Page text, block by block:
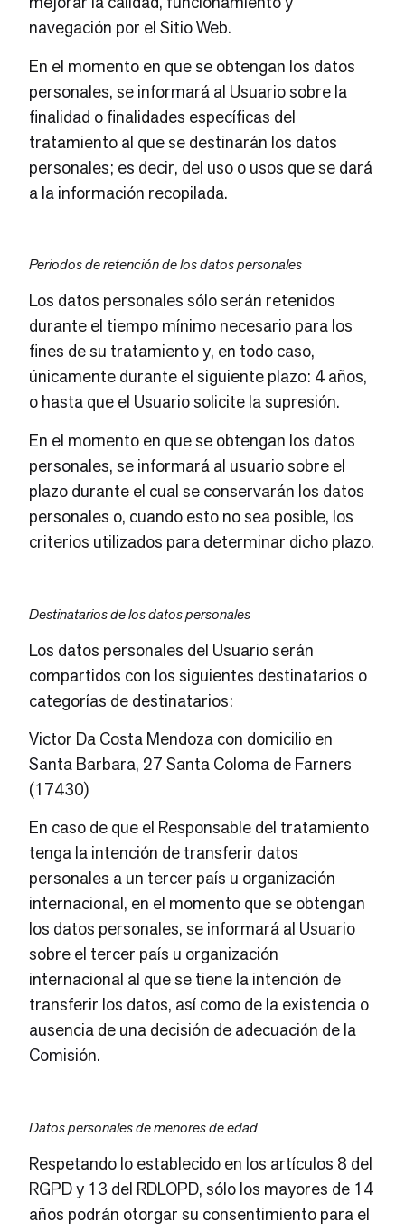
navegación por el Sitio Web.
En el momento en que se obtengan los datos
personales, se informará al Usuario sobre la
finalidad o finalidades específicas del
tratamiento al que se destinarán los datos
personales; es decir, del uso o usos que se dará
a la información recopilada.
Periodos de retención de los datos personales
Los datos personales sólo serán retenidos
durante el tiempo mínimo necesario para los
fines de su tratamiento y, en todo caso,
únicamente durante el siguiente plazo: 4 años,
o hasta que el Usuario solicite la supresión.
En el momento en que se obtengan los datos
personales, se informará al usuario sobre el
plazo durante el cual se conservarán los datos
personales o, cuando esto no sea posible, los
criterios utilizados para determinar dicho plazo.
Destinatarios de los datos personales
Los datos personales del Usuario serán
compartidos con los siguientes destinatarios o
categorías de destinatarios:
Victor Da Costa Mendoza con domicilio en
Santa Barbara, 27 Santa Coloma de Farners
(17430)
En caso de que el Responsable del tratamiento
tenga la intención de transferir datos
personales a un tercer país u organización
internacional, en el momento que se obtengan
los datos personales, se informará al Usuario
sobre el tercer país u organización
internacional al que se tiene la intención de
transferir los datos, así como de la existencia o
ausencia de una decisión de adecuación de la
Comisión.
Datos personales de menores de edad
Respetando lo establecido en los artículos 8 del
RGPD y 13 del RDLOPD, sólo los mayores de 14
años podrán otorgar su consentimiento para el